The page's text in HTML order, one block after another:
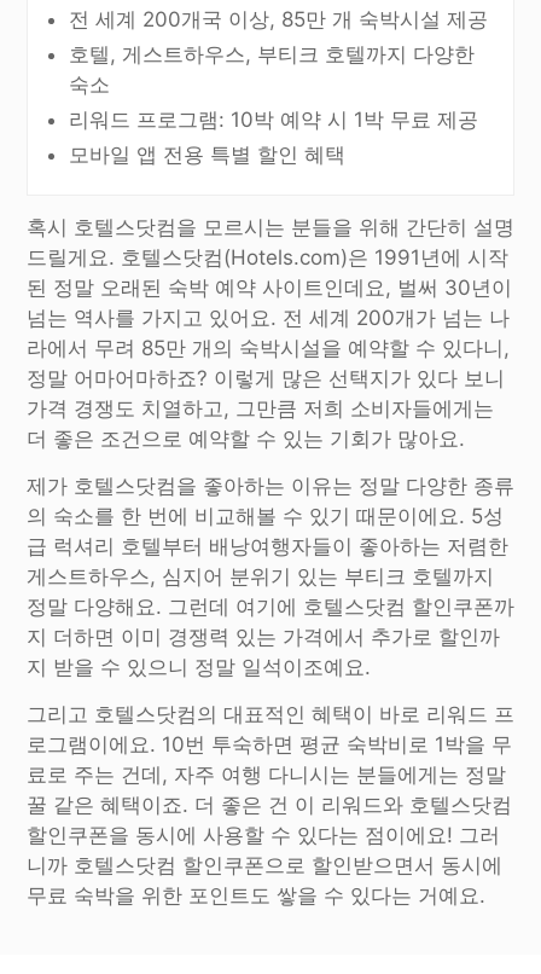
전 세계 200개국 이상, 85만 개 숙박시설 제공
호텔, 게스트하우스, 부티크 호텔까지 다양한
숙소
리워드 프로그램: 10박 예약 시 1박 무료 제공
모바일 앱 전용 특별 할인 혜택
혹시 호텔스닷컴을 모르시는 분들을 위해 간단히 설명
드릴게요. 호텔스닷컴(Hotels.com)은 1991년에 시작
된 정말 오래된 숙박 예약 사이트인데요, 벌써 30년이
넘는 역사를 가지고 있어요. 전 세계 200개가 넘는 나
라에서 무려 85만 개의 숙박시설을 예약할 수 있다니,
정말 어마어마하죠? 이렇게 많은 선택지가 있다 보니
가격 경쟁도 치열하고, 그만큼 저희 소비자들에게는
더 좋은 조건으로 예약할 수 있는 기회가 많아요.
제가 호텔스닷컴을 좋아하는 이유는 정말 다양한 종류
의 숙소를 한 번에 비교해볼 수 있기 때문이에요. 5성
급 럭셔리 호텔부터 배낭여행자들이 좋아하는 저렴한
게스트하우스, 심지어 분위기 있는 부티크 호텔까지
정말 다양해요. 그런데 여기에 호텔스닷컴 할인쿠폰까
지 더하면 이미 경쟁력 있는 가격에서 추가로 할인까
지 받을 수 있으니 정말 일석이조예요.
그리고 호텔스닷컴의 대표적인 혜택이 바로 리워드 프
로그램이에요. 10번 투숙하면 평균 숙박비로 1박을 무
료로 주는 건데, 자주 여행 다니시는 분들에게는 정말
꿀 같은 혜택이죠. 더 좋은 건 이 리워드와 호텔스닷컴
할인쿠폰을 동시에 사용할 수 있다는 점이에요! 그러
니까 호텔스닷컴 할인쿠폰으로 할인받으면서 동시에
무료 숙박을 위한 포인트도 쌓을 수 있다는 거예요.